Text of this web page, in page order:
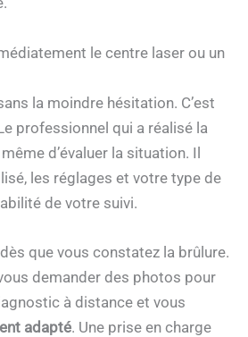
le centre laser ou un
la moindre hésitation. C’est
professionnel qui a réalisé la
d’évaluer la situation. Il
les réglages et votre type de
de votre suivi.
que vous constatez la brûlure.
demander des photos pour
à distance et vous
adapté. Une prise en charge